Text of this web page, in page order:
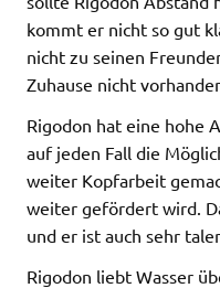
kommt er nicht so gut
nicht zu seinen
Zuhause nicht
Rigodon hat eine hohe
auf jeden Fall die
weiter Kopfarbeit
weiter gefördert wird.
und er ist auch sehr
Rigodon liebt Wasser